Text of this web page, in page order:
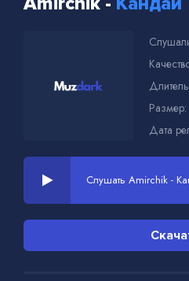
Размер:
Дата
Слушать Amirchik -